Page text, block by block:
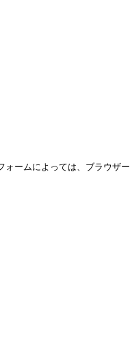
フォームによっては、ブラ